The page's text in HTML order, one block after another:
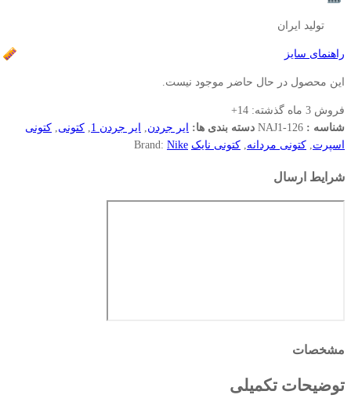
تولید ایران
راهنمای سایز
این محصول در حال حاضر موجود نیست.
فروش 3 ماه گذشته:
14+
شناسه : NAJ1-126 دسته بندی ها: ایر جردن ایر جردن 1 کتونی کتونی
اسپرت کتونی مردانه کتونی نایک Brand: Nike
شرایط ارسال
مشخصات
توضیحات تکمیلی